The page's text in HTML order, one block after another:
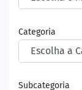
Categoria
Subcategoria